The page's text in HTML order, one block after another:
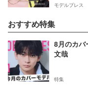
モデルプレス
おすすめ特集
8月のカバ
文哉
特集